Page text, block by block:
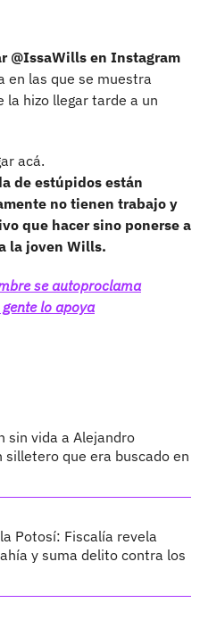
@IssaWills en Instagram
en las que se muestra
la hizo llegar tarde a un
acá.
de estúpidos están
no tienen trabajo y
que hacer sino ponerse a
la joven Wills.
se autoproclama
gente lo apoya
sin vida a Alejandro
silletero que era buscado en
Potosí: Fiscalía revela
y suma delito contra los